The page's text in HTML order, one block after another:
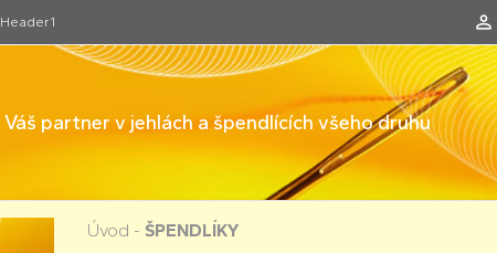
Header1
Váš partner v jehlách a špendlících všeho druhu
Úvod - ŠPENDLÍKY